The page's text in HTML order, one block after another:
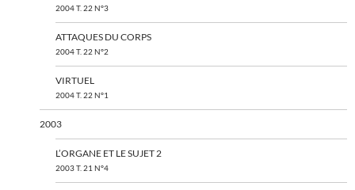
2004 T. 22 N°3
ATTAQUES DU CORPS
2004 T. 22 N°2
VIRTUEL
2004 T. 22 N°1
2003
L’ORGANE ET LE SUJET 2
2003 T. 21 N°4